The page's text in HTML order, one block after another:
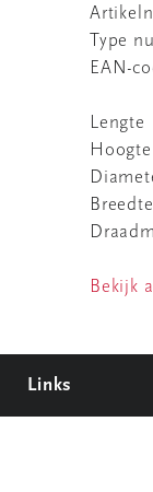
Type
EAN-
Lengte
Hoogte
Breedte
Bekijk
Links